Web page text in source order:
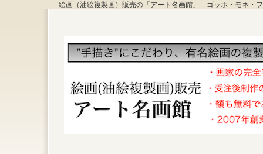
絵画（油絵複製画）販売の「アート名画館」 ゴッホ・モネ・